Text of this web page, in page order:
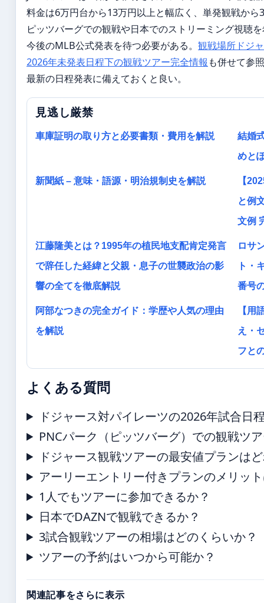
料金は6万円台から13万円以上と幅広く、単発観戦か
ピッツバーグでの観戦や日本でのストリーミング視聴
今後のMLB公式発表を待つ必要がある。 観戦場所ドジ
2026年未発表日程下の観戦ツアー完全情報 も併せて参
最新の日程発表に備えておくと良い。
見逃し厳禁
車庫証明の取り方と必要書類・費用を解説
結婚
めと
新聞紙 – 意味・語源・明治規制史を解説
【
と例
文例
江藤隆美とは？1995年の植民地支配肯定発言
で辞任した経緯と父親・息子の世襲政治の影
響の全てを徹底解説
ロサ
ト・
番号
阿部なつきの完全ガイド：学歴や人気の理由
を解説
【用
え・
フと
よくある質問
ドジャース対パイレーツの2026年試合日
PNCパーク（ピッツバーグ）での観戦ツ
ドジャース観戦ツアーの最安値プランは
アーリーエントリー付きプランのメリッ
1人でもツアーに参加できるか？
日本でDAZNで観戦できるか？
3試合観戦ツアーの相場はどのくらいか？
ツアーの予約はいつから可能か？
関連記事をさらに表示